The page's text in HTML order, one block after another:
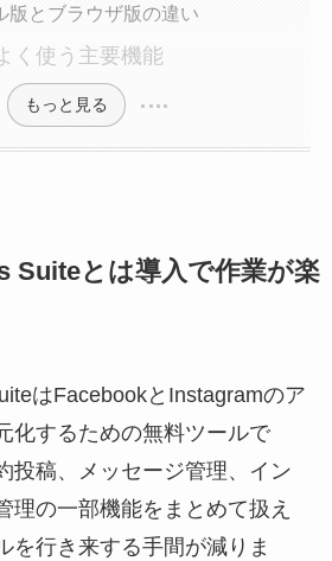
版とブラウザ版の違い
く使う主要機能
もっと見る
Suiteとは導入で作業が楽
はFacebookとInstagramのア
化するための無料ツールで
投稿、メッセージ管理、イン
理の一部機能をまとめて扱え
を行き来する手間が減りま